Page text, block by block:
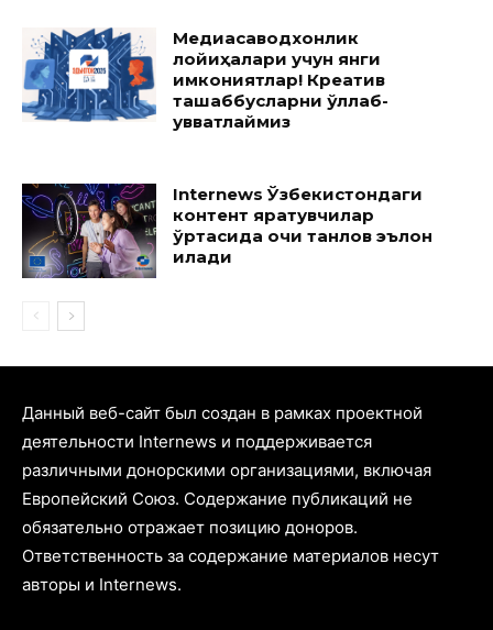
Медиасаводхонлик
лойиҳалари учун янги
имкониятлар! Креатив
ташаббусларни қўллаб-
қувватлаймиз
Internews Ўзбекистондаги
контент яратувчилар
ўртасида очиқ танлов эълон
қилади
Данный веб-сайт был создан в рамках проектной
деятельности Internews и поддерживается
различными донорскими организациями, включая
Европейский Союз. Содержание публикаций не
обязательно отражает позицию доноров.
Ответственность за содержание материалов несут
авторы и Internews.